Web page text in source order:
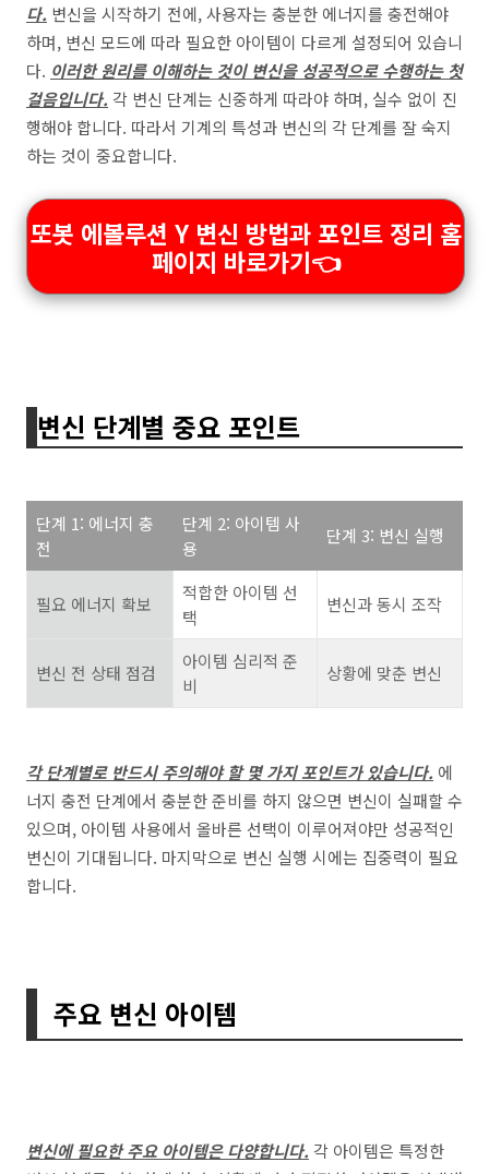
다. 변신을 시작하기 전에, 사용자는 충분한 에너지를 충전해야
하며, 변신 모드에 따라 필요한 아이템이 다르게 설정되어 있습니
다. 이러한 원리를 이해하는 것이 변신을 성공적으로 수행하는 첫
걸음입니다. 각 변신 단계는 신중하게 따라야 하며, 실수 없이 진
행해야 합니다. 따라서 기계의 특성과 변신의 각 단계를 잘 숙지
하는 것이 중요합니다.
또봇 에볼루션 Y 변신 방법과 포인트 정리 홈
페이지 바로가기👈
변신 단계별 중요 포인트
단계 1: 에너지 충
전
단계 2: 아이템 사
용
단계 3: 변신 실행
필요 에너지 확보
적합한 아이템 선
택
변신과 동시 조작
변신 전 상태 점검
아이템 심리적 준
비
상황에 맞춘 변신
각 단계별로 반드시 주의해야 할 몇 가지 포인트가 있습니다. 에
너지 충전 단계에서 충분한 준비를 하지 않으면 변신이 실패할 수
있으며, 아이템 사용에서 올바른 선택이 이루어져야만 성공적인
변신이 기대됩니다. 마지막으로 변신 실행 시에는 집중력이 필요
합니다.
주요 변신 아이템
변신에 필요한 주요 아이템은 다양합니다. 각 아이템은 특정한